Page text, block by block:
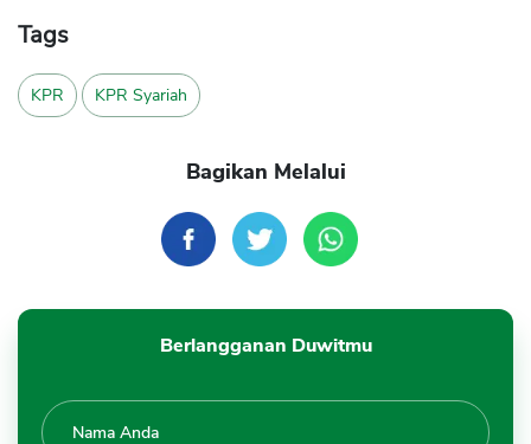
Tags
KPR KPR Syariah
Bagikan Melalui
Berlangganan Duwitmu